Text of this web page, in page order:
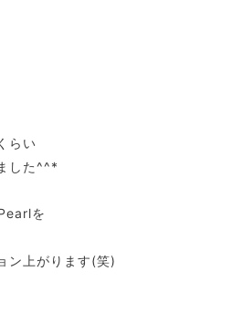
らい
した^^*
を
ン上がります(笑)